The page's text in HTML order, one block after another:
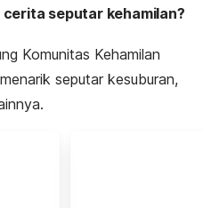
seputar kehamilan?
Komunitas Kehamilan
seputar kesuburan,